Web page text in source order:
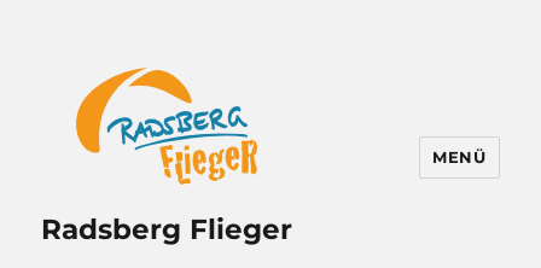
Radsberg Flieger
MENÜ